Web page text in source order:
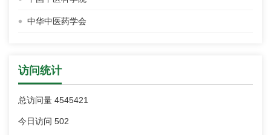
中华中医药学会
访问统计
总访问量 4545421
今日访问 502